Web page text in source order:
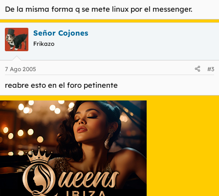
De la misma forma q se mete linux por el messenger.
Señor Cojones
Frikazo
7 Ago 2005 #3
reabre esto en el foro petinente